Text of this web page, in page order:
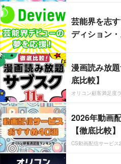
芸能界を志
ディション
漫画読み放
底比較】
オリコン顧客満足度
2026年動画
【徹底比較】
CS動画配信サービス